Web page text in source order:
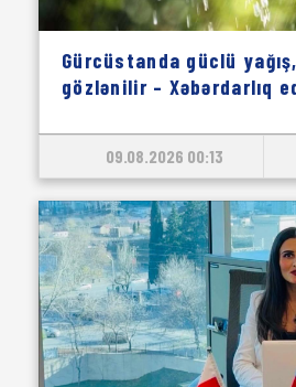
Gürcüstanda güclü
gözlənilir – Xəbərdarlıq
09.08.2026 00:13